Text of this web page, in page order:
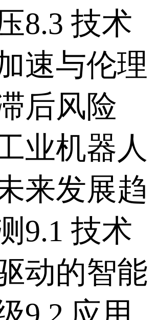
8.3 技术
速与伦理
后风险
业机器人
来发展趋
9.1 技术
动的智能